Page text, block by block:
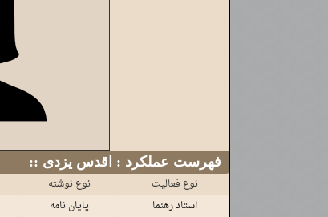
:: فهرست عملکرد : اقدس یزدی
نوع نوشته
نوع فعالیت
پایان نامه استاد رهنما